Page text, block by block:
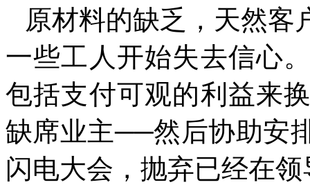
原材料的缺乏，天然客
一些工人开始失去信心
包括支付可观的利益来
缺席业主──然后协助安
闪电大会，抛弃已经在